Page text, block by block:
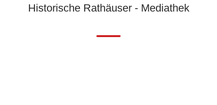
Historische Rathäuser - Mediathek